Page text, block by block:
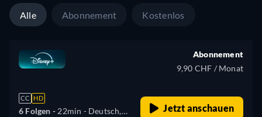
Ungarisch, Portugiesisch
(Brasilien), Türkisch
Alle Abonnement Kostenlos
CC HD
6 Folgen - 22min - Deutsch,
Abonnement
9,90 CHF / Monat
Jetzt anschauen